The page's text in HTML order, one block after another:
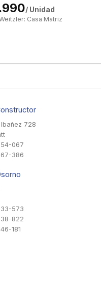
/ Unidad
Casa Matriz
728
067
386
573
822
181